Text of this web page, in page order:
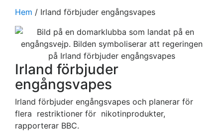
Hem / Irland förbjuder engångsvapes
Irland förbjuder
engångsvapes
Irland förbjuder engångsvapes och planerar för
flera restriktioner för nikotinprodukter,
rapporterar BBC.